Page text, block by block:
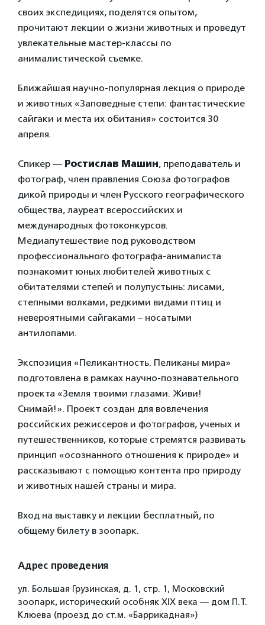
своих экспедициях, поделятся опытом,
прочитают лекции о жизни животных и проведут
увлекательные мастер-классы по
анималистической съемке.
Ближайшая научно-популярная лекция о природе
и животных «Заповедные степи: фантастические
сайгаки и места их обитания» состоится 30
апреля.
Спикер — Ростислав Машин, преподаватель и
фотограф, член правления Союза фотографов
дикой природы и член Русского географического
общества, лауреат всероссийских и
международных фотоконкурсов.
Медиапутешествие под руководством
профессионального фотографа-анималиста
познакомит юных любителей животных с
обитателями степей и полупустынь: лисами,
степными волками, редкими видами птиц и
невероятными сайгаками – носатыми
антилопами.
Экспозиция «Пеликантность. Пеликаны мира»
подготовлена в рамках научно-познавательного
проекта «Земля твоими глазами. Живи!
Снимай!». Проект создан для вовлечения
российских режиссеров и фотографов, ученых и
путешественников, которые стремятся развивать
принцип «осознанного отношения к природе» и
рассказывают с помощью контента про природу
и животных нашей страны и мира.
Вход на выставку и лекции бесплатный, по
общему билету в зоопарк.
Адрес проведения
ул. Большая Грузинская, д. 1, стр. 1, Московский
зоопарк, исторический особняк XIX века — дом П.Т.
Клюева (проезд до ст.м. «Баррикадная»)